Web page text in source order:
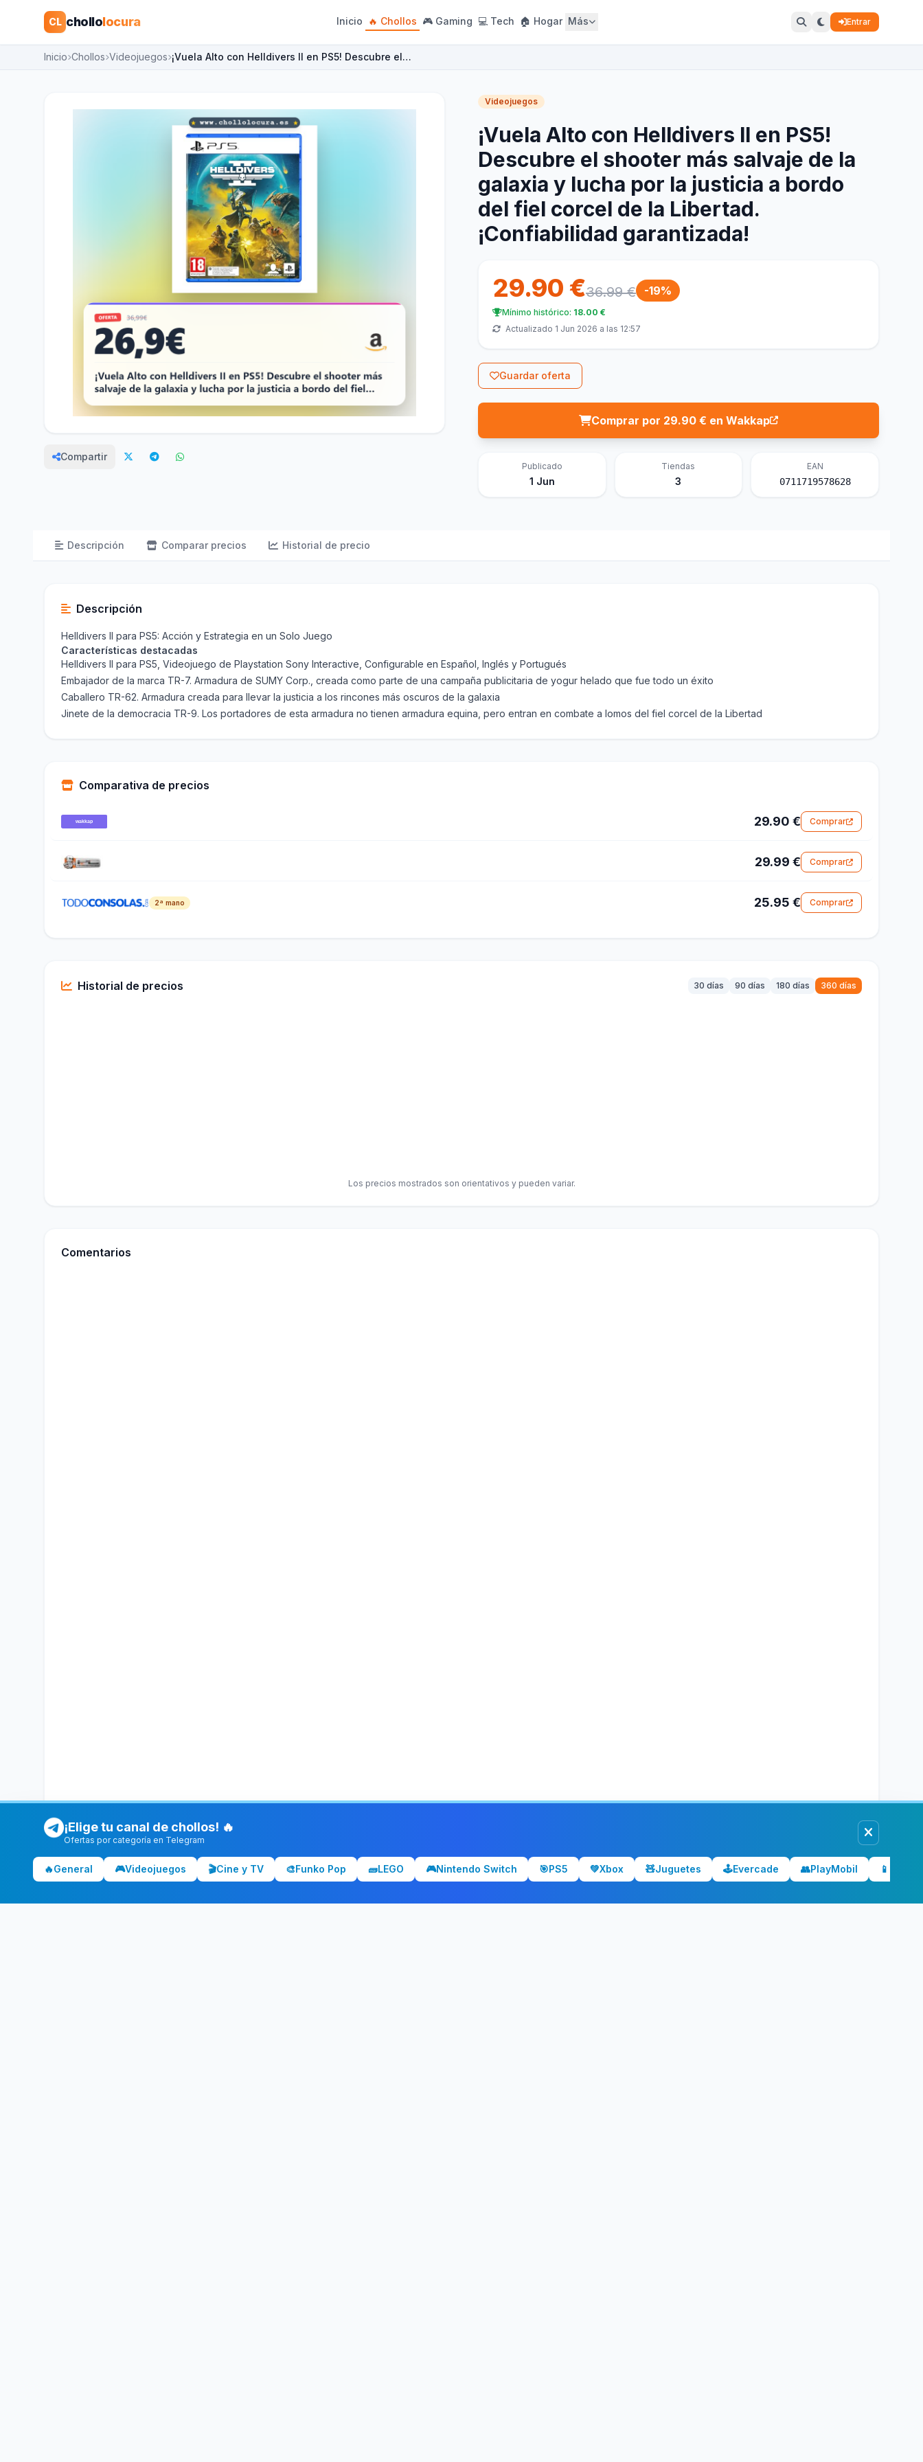
CL chollolocura Inicio 🔥 Chollos 🎮 Gaming 💻 Tech 🏠 Hogar Más Entrar
Inicio Chollos Videojuegos ¡Vuela Alto con Helldivers II en PS5! Descubre el…
Compartir
Videojuegos
¡Vuela Alto con Helldivers II en PS5!
Descubre el shooter más salvaje de la
galaxia y lucha por la justicia a bordo
del fiel corcel de la Libertad.
¡Confiabilidad garantizada!
29.90 €36.99 € -19%
Mínimo histórico: 18.00 €
Actualizado 1 Jun 2026 a las 12:57
Guardar oferta
Comprar por 29.90 € en Wakkap
Publicado
1 Jun
Tiendas
3
EAN
0711719578628
Descripción Comparar precios Historial de precio
Descripción
Helldivers II para PS5: Acción y Estrategia en un Solo Juego
Características destacadas
Helldivers II para PS5, Videojuego de Playstation Sony Interactive, Configurable en Español, Inglés y Portugués
Embajador de la marca TR-7. Armadura de SUMY Corp., creada como parte de una campaña publicitaria de yogur helado que fue todo un éxito
Caballero TR-62. Armadura creada para llevar la justicia a los rincones más oscuros de la galaxia
Jinete de la democracia TR-9. Los portadores de esta armadura no tienen armadura equina, pero entran en combate a lomos del fiel corcel de la Libertad
Comparativa de precios
29.90 € Comprar
29.99 € Comprar
2ª mano 25.95 € Comprar
Historial de precios 30 días 90 días 180 días 360 días
Los precios mostrados son orientativos y pueden variar.
Comentarios
¡Elige tu canal de chollos! 🔥
Ofertas por categoría en Telegram
🔥General 🎮Videojuegos 🎬Cine y TV 🎨Funko Pop 🧱LEGO 🎮Nintendo Switch 🎯PS5 💚Xbox 🧸Juguetes 🕹️Evercade 👥PlayMobil 📱